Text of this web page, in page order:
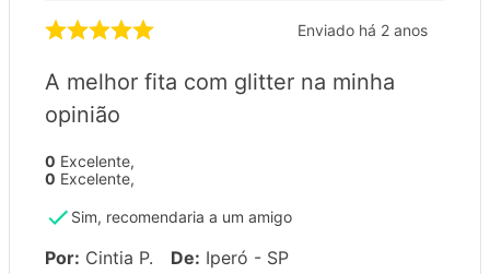
Enviado há 2 anos
A melhor fita com glitter na minha
opinião
0 Excelente,
0 Excelente,
Sim, recomendaria a um amigo
Por: Cintia P. De: Iperó - SP